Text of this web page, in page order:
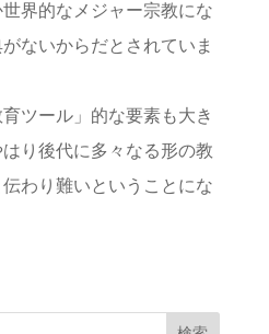
界的なメジャー宗教にな
ないからだとされていま
ツール」的な要素も大き
り後代に多々なる形の教
わり難いということにな